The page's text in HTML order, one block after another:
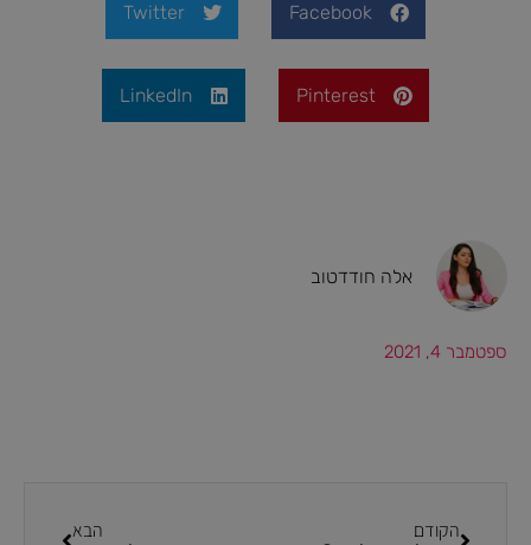
Facebook
Twitter
Pinterest
LinkedIn
אלה חודדטוב
ספטמבר 4, 2021
הקודם הבא